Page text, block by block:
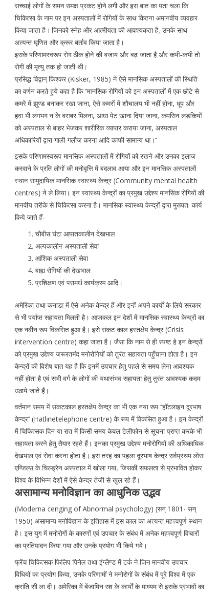
सच्चाई लोगों के समन समक्ष प्रकट होने लगी और इस बात का पता चला कि
चिकित्सा के नाम पर इन अस्पतालों में रोगियों के साथ कितना अमानवीय व्यवहार
किया जाता है। जिनको स्नेह और आत्मीयता की आवश्यकता है, उनके साथ
अत्यन्त घृणित और क्रूर बर्ताव किया जाता है।
इसके परिणामस्वरूप रोग ठीक होने की बजाय और बढ़ जाता है और कभी-कभी तो
रोगी की मृत्यु तक हो जाती थी।
प्रसिद्ध विद्वान् किश्कर (Kisker, 1985) ने ऐसे मानसिक अस्पतालों की स्थिति
का वर्णन करते हुये कहा है कि ‘‘मानसिक रोगियों को इन अस्पतालों में एक छोटे से
कमरे में झुण्ड बनाकर रखा जाना, ऐसे कमरों में शौचालय भी नहीं होना, धूप और
हवा भी लगभग न के बराबर मिलना, आधा पेट खाना दिया जाना, कमसिन लड़कियों
को अस्पताल से बाहर भेजकर शारीरिक व्यापार कराया जाना, अस्पताल
अधिकारियों द्वारा गाली-गलौज करना आदि काफी सामान्य था।’’
इसके परिणामस्वरूप मानसिक अस्पतालों में रोगियों को रखने और उनका इलाज
करवाने के प्रति लोगों की मनोवृत्ति में बदलाव आया और इन मानसिक अस्पतालों
स्थान सामुदायिक मानसिक स्वास्थ्य केन्द्र (Community mental health
centres) ने ले लिया। इन स्वास्थ्य केन्द्रों का प्रमुख उद्देश्य मानसिक रोगियों की
मानवीय तरीके से चिकित्सा करना है। मानसिक स्वास्थ्य केन्द्रों द्वारा मुख्यत: कार्य
किये जाते हैं-
चौबीस घंटा आपातकालीन देखभाल
अल्पकालीन अस्पताली सेवा
आंशिक अस्पताली सेवा
बाह्य रोगियों की देखभाल
प्रशिक्षण एवं परामर्थ कार्यक्रम आदि।
अमेरिका तथा कनाडा में ऐसे अनेक केन्द्र हैं और इन्हें अपने कार्यों के लिये सरकार
से भी पर्याप्त सहायता मिलती है। आजकल इन देशों में मानसिक स्वास्थ्य केन्द्रों का
एक नवीन रूप विकसित हुआ है। इसे संकट काल हस्तक्षेप केन्द्र (Crisis
intervention centre) कहा जाता है। जैसा कि नाम से ही स्पष्ट हे इन केन्द्रों
को प्रमुख उद्देश्य जरूरतमंद मनोरोगियों को तुरंत सहायता पहुँचाना होता है। इन
केन्द्रों की विशेष बात यह है कि इनमें उपचार हेतु पहले से समय लेना आवश्यक
नहीं होता है एवं सभी वर्ग के लोगों की यथासंभव सहायता हेतु तुरंत आवश्यक कदम
उठाये जाते हैं।
वर्तमान समय में संकटकाल हस्तक्षेप केन्द्र का भी एक नया रूप ‘‘हॉटलाइन दूरभाष
केन्द्र’’ (Hatlinetelephone centre) के रूप में विकसित हुआ है। इन केन्द्रों
में चिकित्सक दिन या रात में किसी समय केवल टेलीफोन से सूचना प्राप्त करके भी
सहायता करने हेतु तैयार रहते हैं। इनका प्रमुख उद्देश्य मनोरोगियों की अधिकाधिक
देखभाल एवं सेवा करना होता है। इस तरह का पहला दूरभाष केन्द्र सर्वप्रथम लोस
एन्जिल्स के चिल्ड्रेन अस्पताल में खोला गया, जिसकी सफलता से प्रभावित होकर
विश्व के विभिन्न देशों में ऐसे केन्द्र तेजी से खुल रहे हैं।
असामान्य मनोविज्ञान का आधुनिक उद्भव
(Moderna cenging of Abnormal psychology) (सन् 1801- सन्
1950) असामान्य मनोविज्ञान के इतिहास में इस काल का अत्यन्त महत्त्वपूर्ण स्थान
है। इस युग में मनोरोगों के कारणों एवं उपचार के संबंध में अनेक महत्त्वपूर्ण विचारों
का प्रतिपादन किया गया और उनके प्रयोग भी किये गये।
फ्रेंच चिकित्सक फिलिप पिनेल तथा इंग्लैण्ड में टर्क ने जिन मानवीय उपचार
विधियों का प्रयोग किया, उनके परिणामों ने मनोरोगों के संबंध में पूरे विश्व में एक
क्रांति सी ला दी। अमेरिका में बेंजामिन रश के कार्यों के माध्यम से इसके प्रभावों का